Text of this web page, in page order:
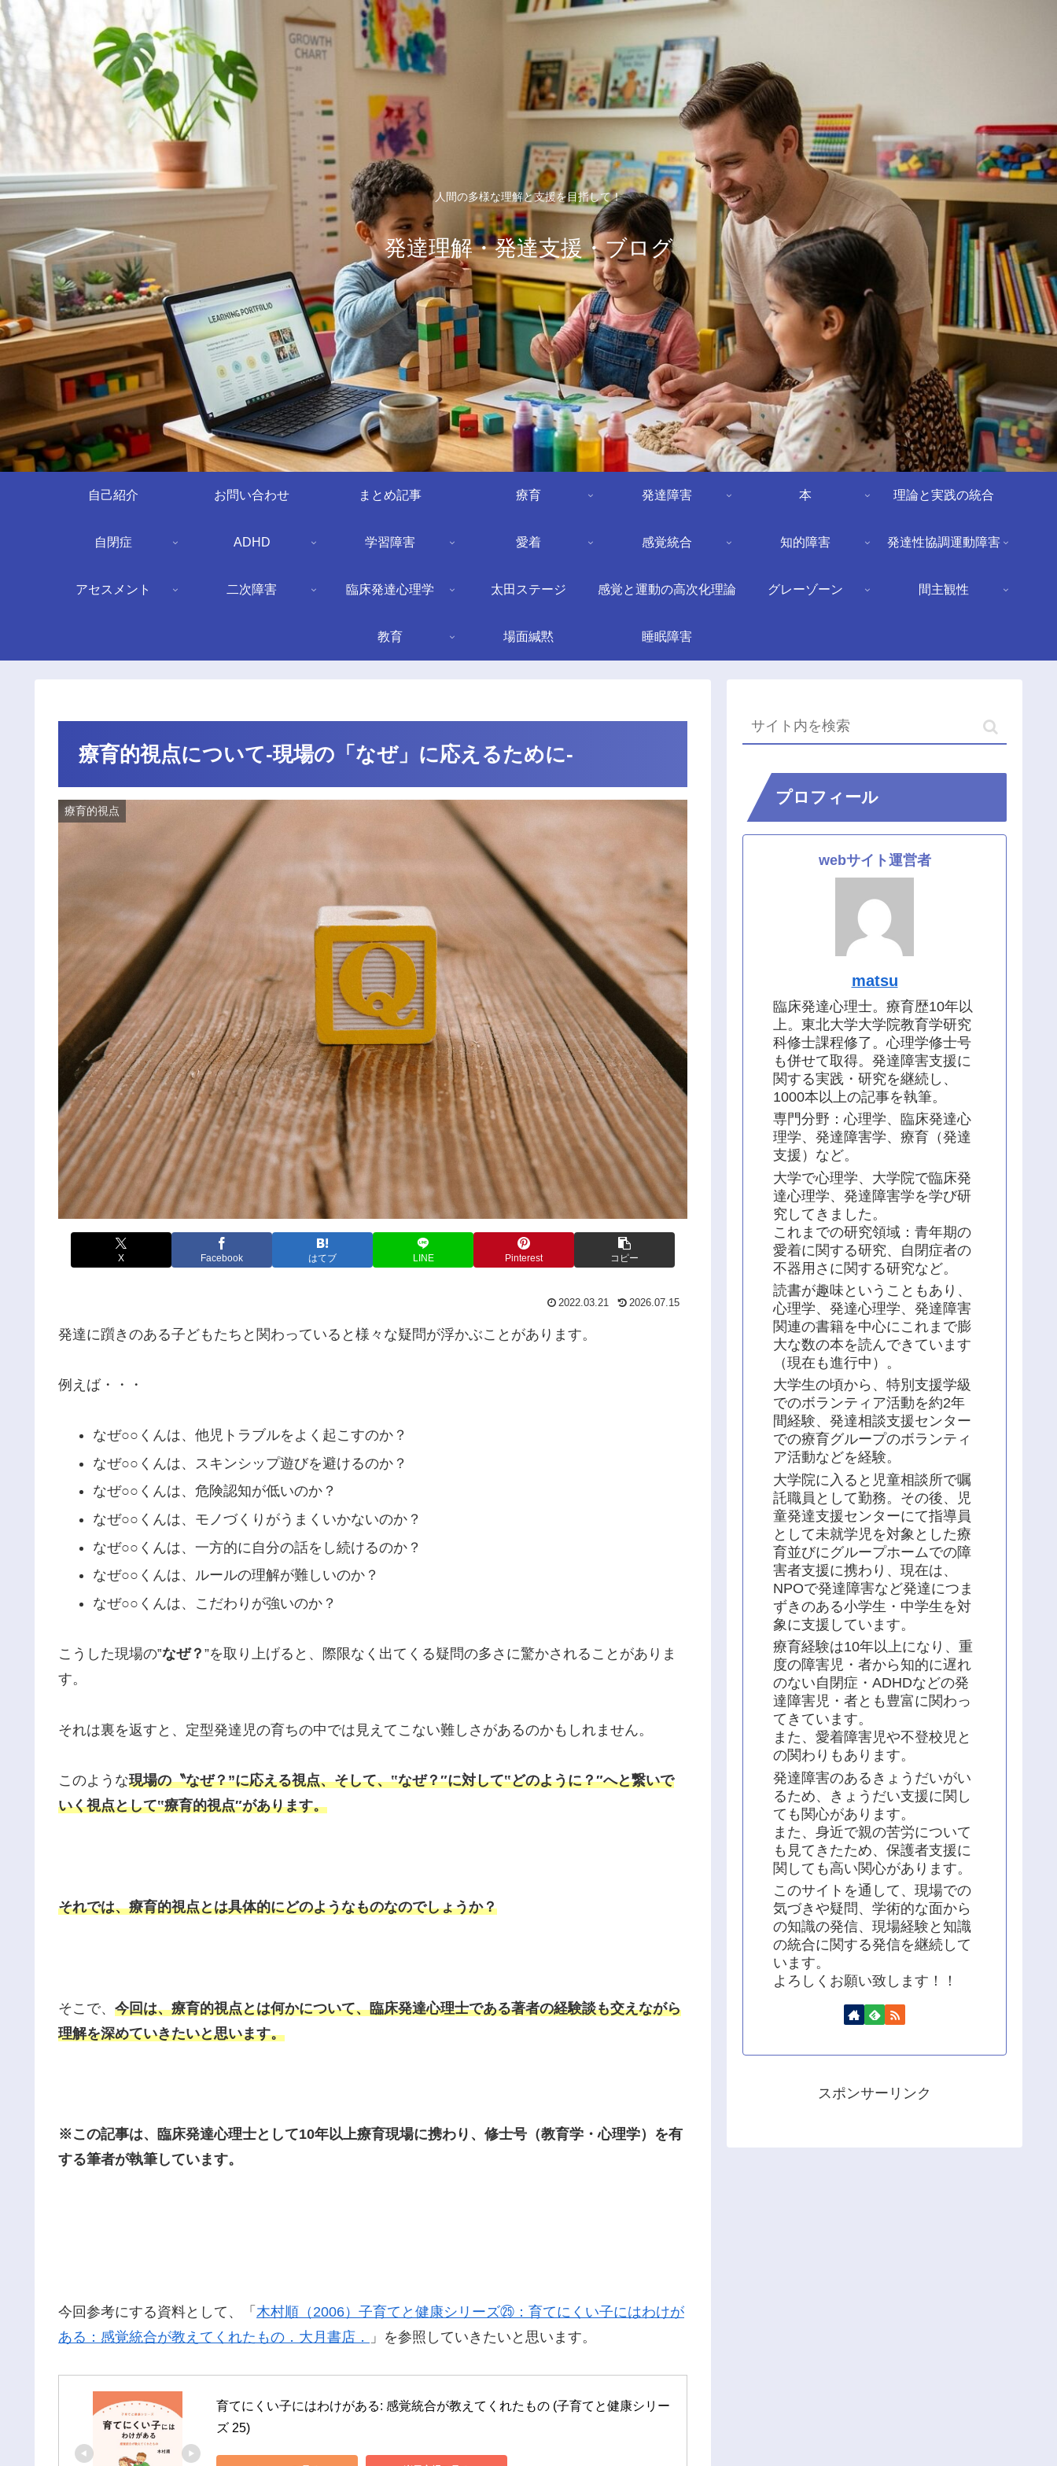
人間の多様な理解と支援を目指して！
発達理解・発達支援・ブログ
自己紹介 お問い合わせ まとめ記事 療育 発達障害 本 理論と実践の統合
自閉症 ADHD 学習障害 愛着 感覚統合 知的障害 発達性協調運動障害
アセスメント 二次障害 臨床発達心理学 太田ステージ 感覚と運動の高次化理論 グレーゾーン 間主観性
教育 場面緘黙 睡眠障害
療育的視点について-現場の「なぜ」に応えるために-
療育的視点
X Facebook はてブ LINE Pinterest コピー
2022.03.21 2026.07.15
発達に躓きのある子どもたちと関わっていると様々な疑問が浮かぶことがあります。
例えば・・・
なぜ○○くんは、他児トラブルをよく起こすのか？
なぜ○○くんは、スキンシップ遊びを避けるのか？
なぜ○○くんは、危険認知が低いのか？
なぜ○○くんは、モノづくりがうまくいかないのか？
なぜ○○くんは、一方的に自分の話をし続けるのか？
なぜ○○くんは、ルールの理解が難しいのか？
なぜ○○くんは、こだわりが強いのか？
こうした現場の‟なぜ？ ”を取り上げると、際限なく出てくる疑問の多さに驚かされることがありま
す。
それは裏を返すと、定型発達児の育ちの中では見えてこない難しさがあるのかもしれません。
このような現場の〝なぜ？”に応える視点、そして、‟なぜ？″に対して‟どのように？″へと繋いで
いく視点として‟療育的視点″があります。
それでは、療育的視点とは具体的にどのようなものなのでしょうか？
そこで、 今回は、療育的視点とは何かについて、臨床発達心理士である著者の経験談も交えながら
理解を深めていきたいと思います。
※この記事は、臨床発達心理士として10年以上療育現場に携わり、修士号（教育学・心理学）を有
する筆者が執筆しています。
今回参考にする資料として、「 木村順（2006）子育てと健康シリーズ㉕：育てにくい子にはわけが
ある：感覚統合が教えてくれたもの．大月書店．
」を参照していきたいと思います。
育てにくい子にはわけがある: 感覚統合が教えてくれたもの (子育てと健康シリー
ズ 25)
プロフィール
webサイト運営者
matsu
臨床発達心理士。療育歴10年以
上。東北大学大学院教育学研究
科修士課程修了。心理学修士号
も併せて取得。発達障害支援に
関する実践・研究を継続し、
1000本以上の記事を執筆。
専門分野：心理学、臨床発達心
理学、発達障害学、療育（発達
支援）など。
大学で心理学、大学院で臨床発
達心理学、発達障害学を学び研
究してきました。
これまでの研究領域：青年期の
愛着に関する研究、自閉症者の
不器用さに関する研究など。
読書が趣味ということもあり、
心理学、発達心理学、発達障害
関連の書籍を中心にこれまで膨
大な数の本を読んできています
（現在も進行中）。
大学生の頃から、特別支援学級
でのボランティア活動を約2年
間経験、発達相談支援センター
での療育グループのボランティ
ア活動などを経験。
大学院に入ると児童相談所で嘱
託職員として勤務。その後、児
童発達支援センターにて指導員
として未就学児を対象とした療
育並びにグループホームでの障
害者支援に携わり、現在は、
NPOで発達障害など発達につま
ずきのある小学生・中学生を対
象に支援しています。
療育経験は10年以上になり、重
度の障害児・者から知的に遅れ
のない自閉症・ADHDなどの発
達障害児・者とも豊富に関わっ
てきています。
また、愛着障害児や不登校児と
の関わりもあります。
発達障害のあるきょうだいがい
るため、きょうだい支援に関し
ても関心があります。
また、身近で親の苦労について
も見てきたため、保護者支援に
関しても高い関心があります。
このサイトを通して、現場での
気づきや疑問、学術的な面から
の知識の発信、現場経験と知識
の統合に関する発信を継続して
います。
よろしくお願い致します！！
スポンサーリンク